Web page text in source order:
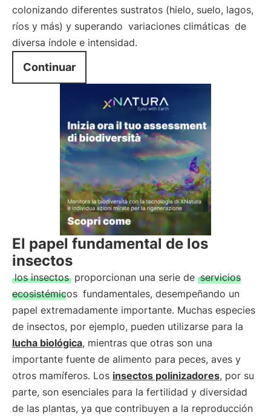
colonizando diferentes sustratos (hielo, suelo, lagos,
ríos y más) y superando variaciones climáticas de
diversa índole e intensidad.
Continuar
El papel fundamental de los
insectos
los insectos proporcionan una serie de servicios
ecosistémicos fundamentales, desempeñando un
papel extremadamente importante. Muchas especies
de insectos, por ejemplo, pueden utilizarse para la
lucha biológica, mientras que otras son una
importante fuente de alimento para peces, aves y
otros mamíferos. Los insectos polinizadores, por su
parte, son esenciales para la fertilidad y diversidad
de las plantas, ya que contribuyen a la reproducción